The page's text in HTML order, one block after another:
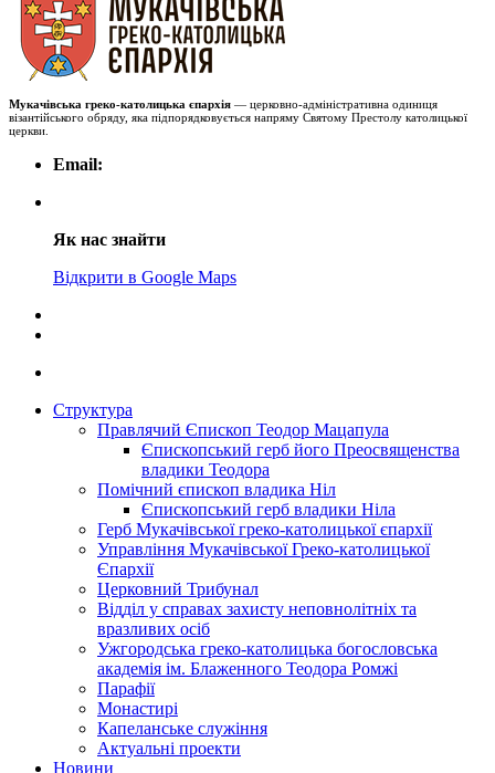
Мукачівська греко-католицька єпархія — церковно-адміністративна одиниця
візантійського обряду, яка підпорядковується напряму Святому Престолу католицької
церкви.
Email:
Як нас знайти
Відкрити в Google Maps
Структура
Правлячий Єпископ Теодор Мацапула
Єпископський герб його Преосвященства
владики Теодора
Помічний єпископ владика Ніл
Єпископський герб владики Ніла
Герб Мукачівської греко-католицької єпархії
Управління Мукачівської Греко-католицької
Єпархії
Церковний Трибунал
Відділ у справах захисту неповнолітніх та
вразливих осіб
Ужгородська греко-католицька богословська
академія ім. Блаженного Теодора Ромжі
Парафії
Монастирі
Капеланське служіння
Актуальні проекти
Новини